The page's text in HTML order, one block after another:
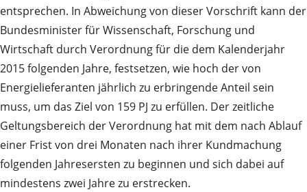
entsprechen. In Abweichung von dieser Vorschrift kann der
Bundesminister für Wissenschaft, Forschung und
Wirtschaft durch Verordnung für die dem Kalenderjahr
2015 folgenden Jahre, festsetzen, wie hoch der von
Energielieferanten jährlich zu erbringende Anteil sein
muss, um das Ziel von 159 PJ zu erfüllen. Der zeitliche
Geltungsbereich der Verordnung hat mit dem nach Ablauf
einer Frist von drei Monaten nach ihrer Kundmachung
folgenden Jahresersten zu beginnen und sich dabei auf
mindestens zwei Jahre zu erstrecken.